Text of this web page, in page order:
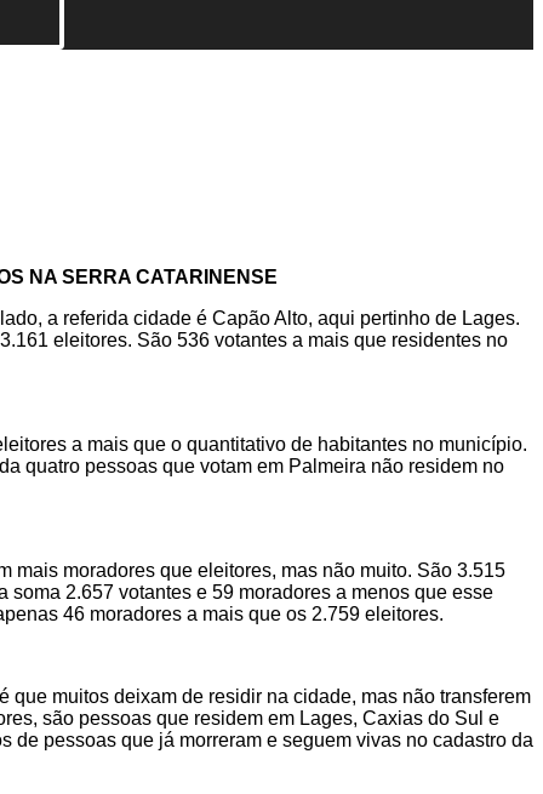
NA SERRA CATARINENSE
a referida cidade é Capão Alto, aqui pertinho de Lages.
eleitores. São 536 votantes a mais que residentes no
a mais que o quantitativo de habitantes no município.
quatro pessoas que votam em Palmeira não residem no
mais moradores que eleitores, mas não muito. São 3.515
2.657 votantes e 59 moradores a menos que esse
46 moradores a mais que os 2.759 eleitores.
muitos deixam de residir na cidade, mas não transferem
são pessoas que residem em Lages, Caxias do Sul e
pessoas que já morreram e seguem vivas no cadastro da